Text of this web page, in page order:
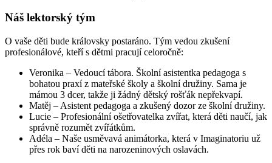
Náš lektorský tým
O vaše děti bude královsky postaráno. Tým vedou zkušení
profesionálové, kteří s dětmi pracují celoročně:
Veronika – Vedoucí tábora. Školní asistentka pedagoga s
bohatou praxí z mateřské školy a školní družiny. Sama je
mámou 3 dcer, takže ji žádný dětský rošťák nepřekvapí.
Matěj – Asistent pedagoga a zkušený dozor ze školní družiny.
Lucie – Profesionální ošetřovatelka zvířat, která děti naučí, jak
správně rozumět zvířátkům.
Adéla – Naše usměvavá animátorka, která v Imaginatoriu už
přes rok baví děti na narozeninových oslavách.